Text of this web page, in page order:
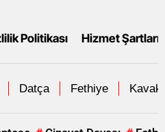
Politikası Hizmet Şartları
Datça Fethiye